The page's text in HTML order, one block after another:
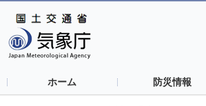
ホーム 防災情報